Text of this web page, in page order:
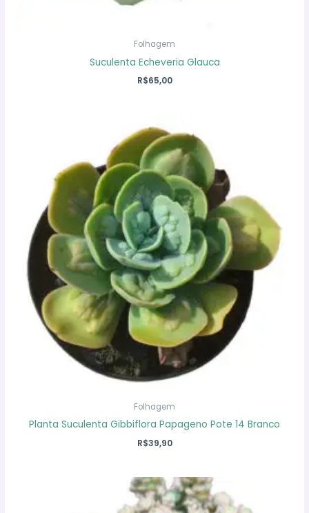
Folhagem
Suculenta Echeveria Glauca
R$65,00
Folhagem
Planta Suculenta Gibbiflora Papageno Pote 14 Branco
R$39,90